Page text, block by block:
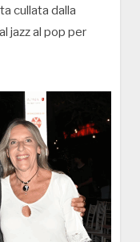
cullata dalla
jazz al pop per